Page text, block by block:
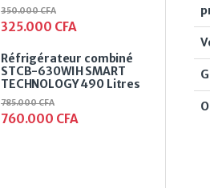
325.000 CFA
350.000CFA
Réfrigérateur combiné
STCB-630WIH SMART
TECHNOLOGY 490 Litres
760.000 CFA
785.000CFA